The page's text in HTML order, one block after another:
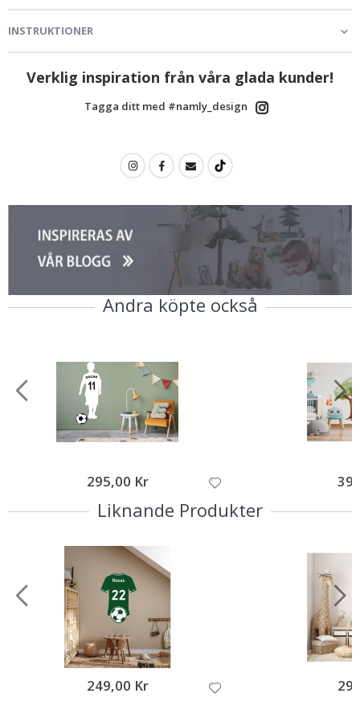
INSTRUKTIONER
Verklig inspiration från våra glada kunder!
Tagga ditt med #namly_design
Andra köpte också
295,00 Kr
Liknande Produkter
249,00 Kr